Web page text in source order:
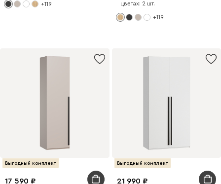
+119
цветах: 2 шт.
+119
Выгодный комплект
17 590
Выгодный комплект
21 990